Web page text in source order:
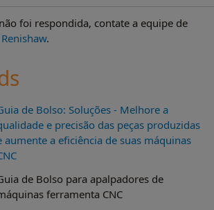
foi respondida, contate a equipe de
.
de Bolso: Soluções - Melhore a
e precisão das peças produzidas
aumente a eficiência de suas máquinas
de Bolso para apalpadores de
ferramenta CNC